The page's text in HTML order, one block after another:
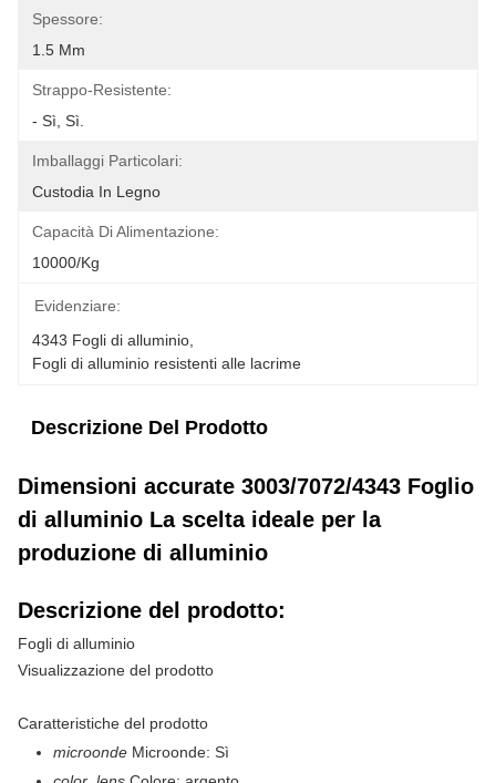
Spessore:
1.5 Mm
Strappo-Resistente:
- Sì, Sì.
Imballaggi Particolari:
Custodia In Legno
Capacità Di Alimentazione:
10000/kg
Evidenziare:
4343 Fogli di alluminio
Fogli di alluminio resistenti alle lacrime
Descrizione Del Prodotto
Dimensioni accurate 3003/7072/4343 Foglio
di alluminio La scelta ideale per la
produzione di alluminio
Descrizione del prodotto:
Fogli di alluminio
Visualizzazione del prodotto
Caratteristiche del prodotto
microonde Microonde: Sì